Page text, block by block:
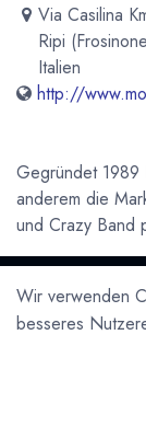
Via Casilina
Ripi
Italien
http://
Gegründet 1989
anderem die
und Crazy Band
Kostenlose
Wir verwenden
besseres